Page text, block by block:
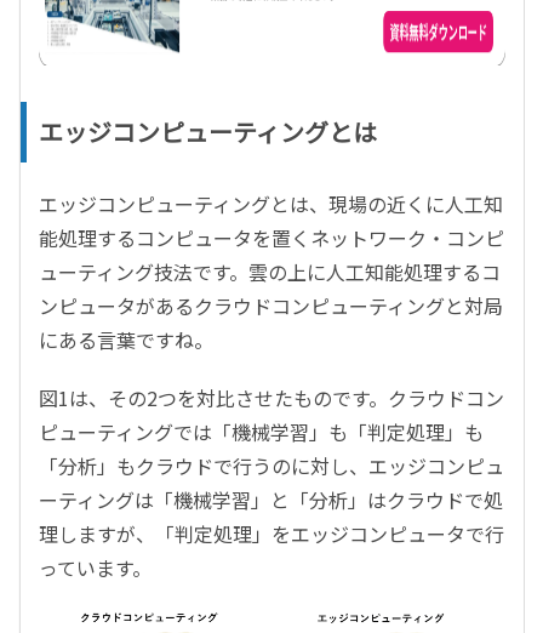
エッジコンピューティングとは
エッジコンピューティングとは、現場の近くに人工知
能処理するコンピュータを置くネットワーク・コンピ
ューティング技法です。雲の上に人工知能処理するコ
ンピュータがあるクラウドコンピューティングと対局
にある言葉ですね。
図1は、その2つを対比させたものです。クラウドコン
ピューティングでは「機械学習」も「判定処理」も
「分析」もクラウドで行うのに対し、エッジコンピュ
ーティングは「機械学習」と「分析」はクラウドで処
理しますが、「判定処理」をエッジコンピュータで行
っています。